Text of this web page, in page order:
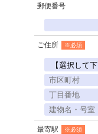
郵便番号
ご住所 ※必須
最寄駅 ※必須